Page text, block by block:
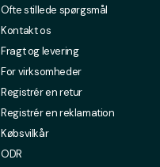
Ofte stillede spørgsmål
Kontakt os
Fragt og levering
For virksomheder
Registrér en retur
Registrér en reklamation
Købsvilkår
ODR